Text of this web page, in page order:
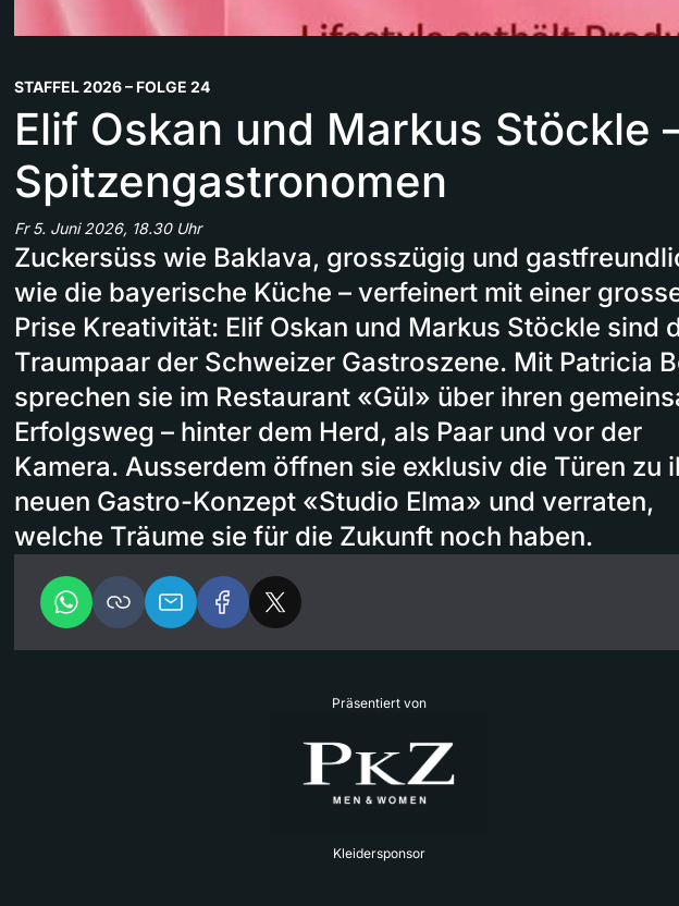
STAFFEL 2026 – FOLGE 24
Elif Oskan und Markus Stöckle
Spitzengastronomen
Fr 5. Juni 2026, 18.30 Uhr
Zuckersüss wie Baklava, grosszügig und
wie die bayerische Küche – verfeinert mit einer
Prise Kreativität: Elif Oskan und Markus Stöckle sind
Traumpaar der Schweizer Gastroszene. Mit Patricia
sprechen sie im Restaurant «Gül» über ihren
Erfolgsweg – hinter dem Herd, als Paar und vor der
Kamera. Ausserdem öffnen sie exklusiv die Türen zu
neuen Gastro-Konzept «Studio Elma» und verraten,
welche Träume sie für die Zukunft noch haben.
Präsentiert von
Kleidersponsor